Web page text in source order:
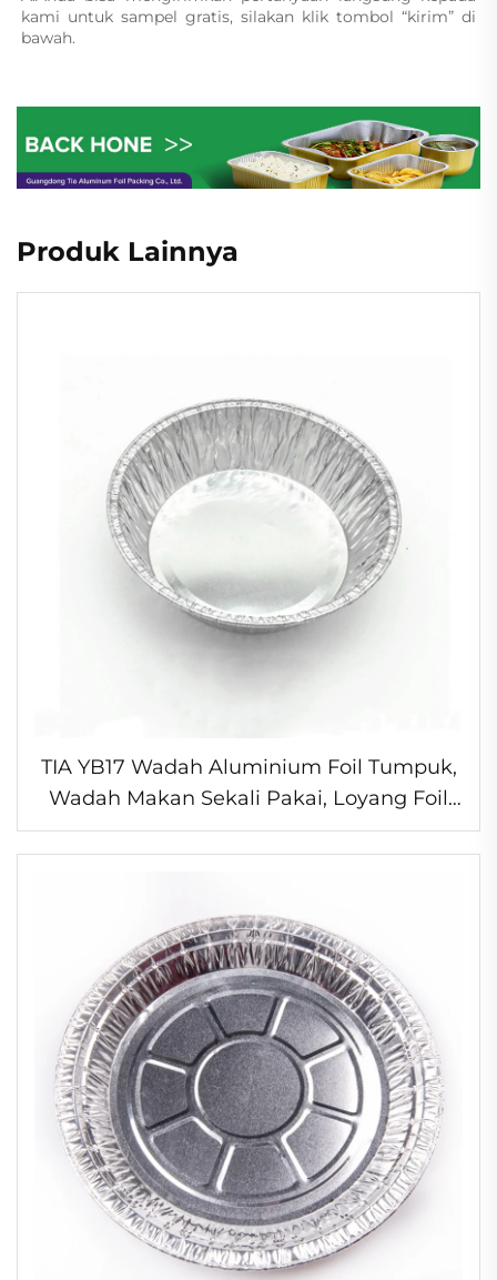
kami untuk sampel gratis, silakan klik tombol “kirim” di
bawah.
Produk Lainnya
TIA YB17 Wadah Aluminium Foil Tumpuk,
Wadah Makan Sekali Pakai, Loyang Foil
Tahan Freezer untuk Memasak dan
Penyimpanan dalam Jumlah Banyak